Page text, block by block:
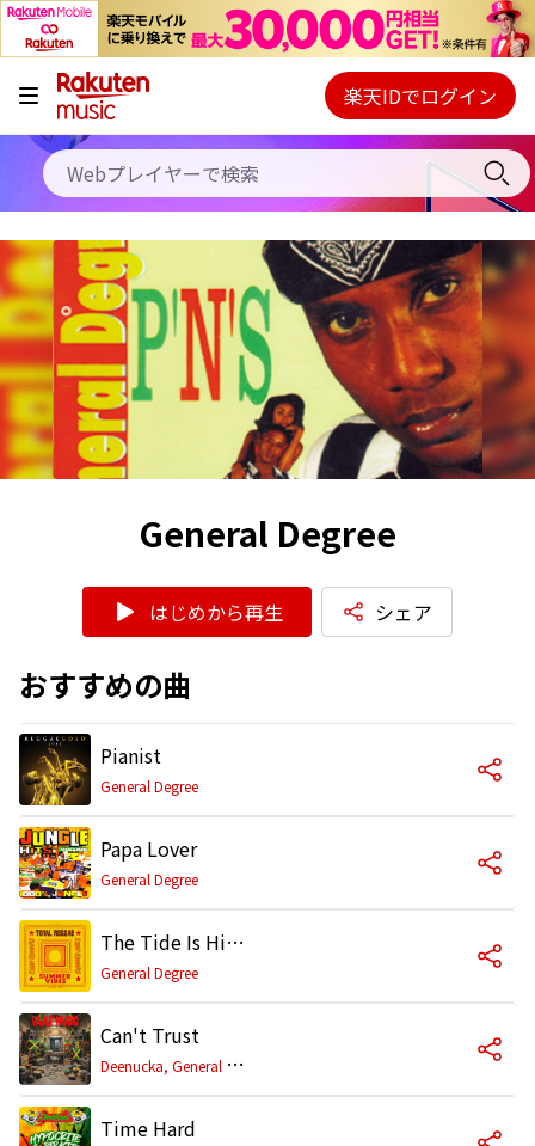
キャンペーン
料金プラン
使い方
初回30日間無料お試し
Webプレイヤー
ご契約内容の確認・変更
楽天IDでログイン
General Degree
はじめから再生 シェア
おすすめの曲
Pianist
General Degree
Papa Lover
General Degree
The Tide Is High (feat. Crissy D)
General Degree
Can't Trust
D
eenucka, General Degree
Time Hard